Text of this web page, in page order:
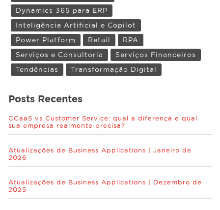
Dynamics 365 para ERP
Inteligência Artificial e Copilot
Power Platform
Retail
RPA
Serviços e Consultoria
Serviços Financeiros
Tendências
Transformação Digital
Posts Recentes
CCaaS vs Customer Service: qual a diferença e qual
sua empresa realmente precisa?
Atualizações de Business Applications | Janeiro de
2026
Atualizações de Business Applications | Dezembro de
2025
Carreiras
Sobre